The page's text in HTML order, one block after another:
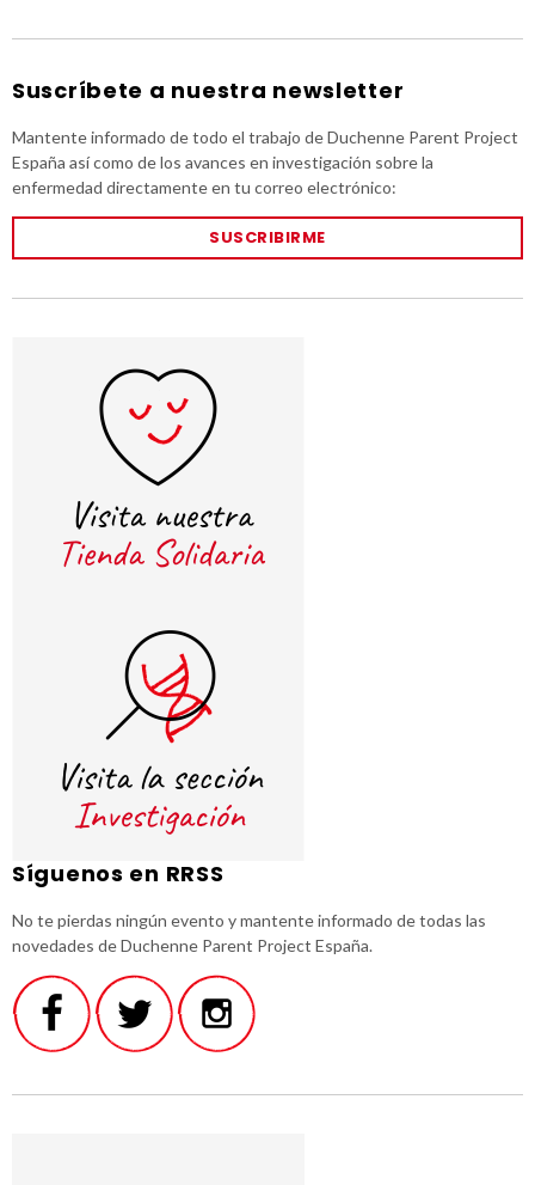
Suscríbete a nuestra newsletter
Mantente informado de todo el trabajo de Duchenne Parent Project
España así como de los avances en investigación sobre la
enfermedad directamente en tu correo electrónico:
SUSCRIBIRME
Síguenos en RRSS
No te pierdas ningún evento y mantente informado de todas las
novedades de Duchenne Parent Project España.